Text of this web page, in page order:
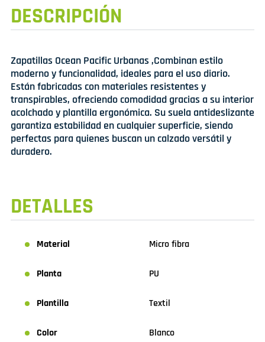
DESCRIPCIÓN
Zapatillas Ocean Pacific Urbanas ,Combinan estilo
moderno y funcionalidad, ideales para el uso diario.
Están fabricadas con materiales resistentes y
transpirables, ofreciendo comodidad gracias a su interior
acolchado y plantilla ergonómica. Su suela antideslizante
garantiza estabilidad en cualquier superficie, siendo
perfectas para quienes buscan un calzado versátil y
duradero.
DETALLES
Material Micro fibra
Planta PU
Plantilla Textil
Color Blanco